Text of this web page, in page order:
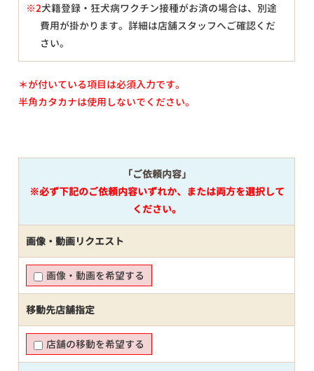
※2犬籍登録・狂犬病ワクチン接種がお済の場合は、別途
費用が掛かります。詳細は店舗スタッフへご確認くだ
さい。
＊が付いている項目は必須入力です。
半角カタカナは使用しないでください。
「ご依頼内容」
※必ず下記のご依頼内容いずれか、または両方を選択して
ください。
画像・動画リクエスト
画像・動画を希望する
移動先店舗指定
店舗の移動を希望する